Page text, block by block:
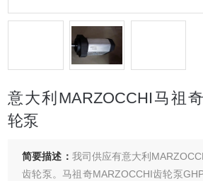
意大利MARZOCCHI马祖
轮泵
简要描述： 我司供应有意大利
齿轮泵。马祖奇MARZOCCHI齿轮泵